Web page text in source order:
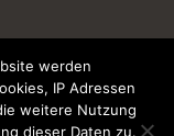
werden
IP Adressen
weitere Nutzung
dieser Daten zu.